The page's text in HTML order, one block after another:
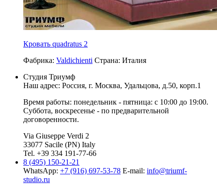
Кровать quadratus 2
Фабрика: Valdichienti Страна: Италия
Студия Триумф
Наш адрес: Россия, г. Москва, Удальцова, д.50, корп.1
Время работы: понедельник - пятница: с 10:00 до 19:00.
Суббота, воскресенье - по предварительной
договоренности.
Via Giuseppe Verdi 2
33077 Sacile (PN) Italy
Tel. +39 334 191-77-66
8 (495) 150-21-21
WhatsApp: +7 (916) 697-53-78 E-mail: info@triumf-
studio.ru